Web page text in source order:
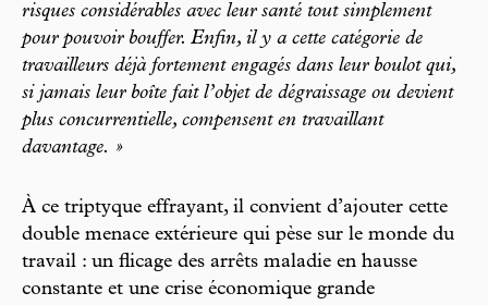
risques considérables avec leur santé tout simplement
pour pouvoir bouffer. Enfin, il y a cette catégorie de
travailleurs déjà fortement engagés dans leur boulot qui,
si jamais leur boîte fait l’objet de dégraissage ou devient
plus concurrentielle, compensent en travaillant
davantage. »
À ce triptyque effrayant, il convient d’ajouter cette
double menace extérieure qui pèse sur le monde du
travail : un flicage des arrêts maladie en hausse
constante et une crise économique grande